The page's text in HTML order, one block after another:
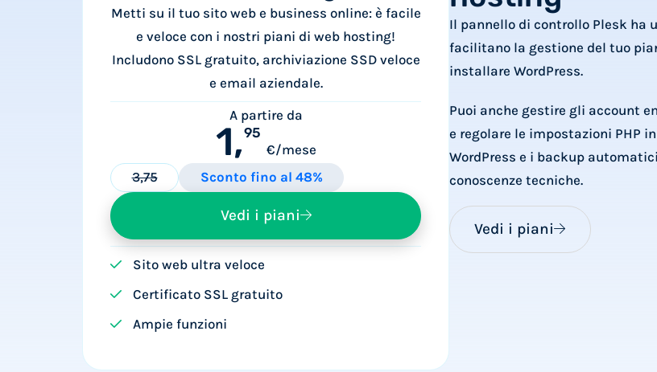
Metti su il tuo sito web e business online: è facile
e veloce con i nostri piani di web hosting!
Includono SSL gratuito, archiviazione SSD veloce
e email aziendale.
A partire da
1,95
€/mese
3,75
Sconto fino al 48%
Vedi i piani
Sito web ultra veloce
Certificato SSL gratuito
Ampie funzioni
Il pannello di controllo Plesk ha
facilitano la gestione del tuo
installare WordPress.
Puoi anche gestire gli account
e regolare le impostazioni PHP
WordPress e i backup
conoscenze tecniche.
Vedi i piani